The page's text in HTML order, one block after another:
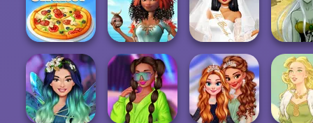
Friends:
Enchanted W...
Dress Up
Advent...
SNK Cosplayer
The Pizza Maker
Princesses Royal
Vs Star
Superheroes
Bachelorette
Party
Dark